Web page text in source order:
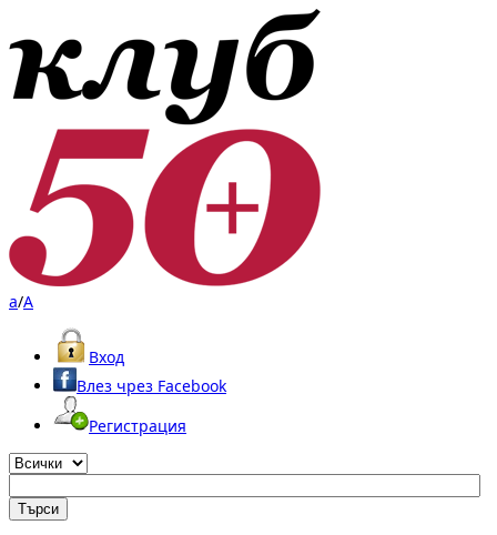
a/A
Вход
Влез чрез Facebook
Регистрация